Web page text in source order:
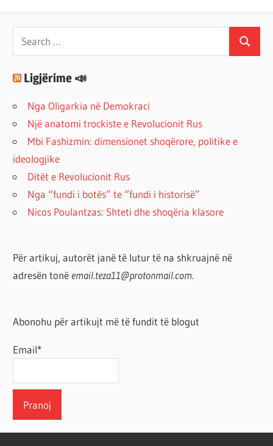
Search
for:
Search
Ligjërime 📣
Nga Oligarkia në Demokraci
Një anatomi trockiste e Revolucionit Rus
Mbi Fashizmin: dimensionet shoqërore, politike e
ideologjike
Ditët e Revolucionit Rus
Nga “fundi i botës” te “fundi i historisë”
Nicos Poulantzas: Shteti dhe shoqëria klasore
Për artikuj, autorët janë të lutur të na shkruajnë në
adresën tonë email.teza11@protonmail.com.
Abonohu për artikujt më të fundit të blogut
Email*